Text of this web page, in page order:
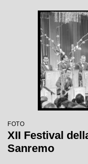
FOTO
XII Festival
Sanremo